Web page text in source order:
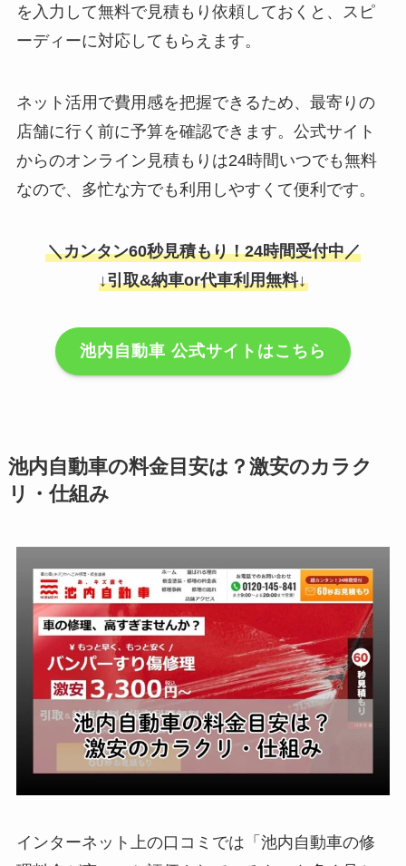
を入力して無料で見積もり依頼しておくと、スピ
ーディーに対応してもらえます。
ネット活用で費用感を把握できるため、最寄りの
店舗に行く前に予算を確認できます。公式サイト
からのオンライン見積もりは24時間いつでも無料
なので、多忙な方でも利用しやすくて便利です。
＼カンタン60秒見積もり！24時間受付中／
↓引取&納車or代車利用無料↓
池内自動車 公式サイトはこちら
池内自動車の料金目安は？激安のカラク
リ・仕組み
インターネット上の口コミでは「池内自動車の修